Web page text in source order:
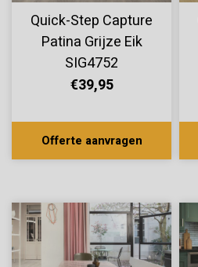
Quick-Step Capture
Patina Grijze Eik
SIG4752
€39,95
Offerte aanvragen